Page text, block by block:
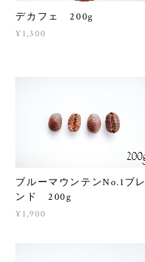
デカフェ 200g
¥1,300
ブルーマウンテンNo.1ブレ
ンド 200g
¥1,900